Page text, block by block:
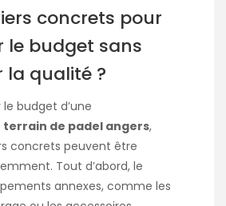
concrets pour
le budget sans
la qualité ?
budget d’une
de padel angers,
concrets peuvent être
Tout d’abord, le
annexes, comme les